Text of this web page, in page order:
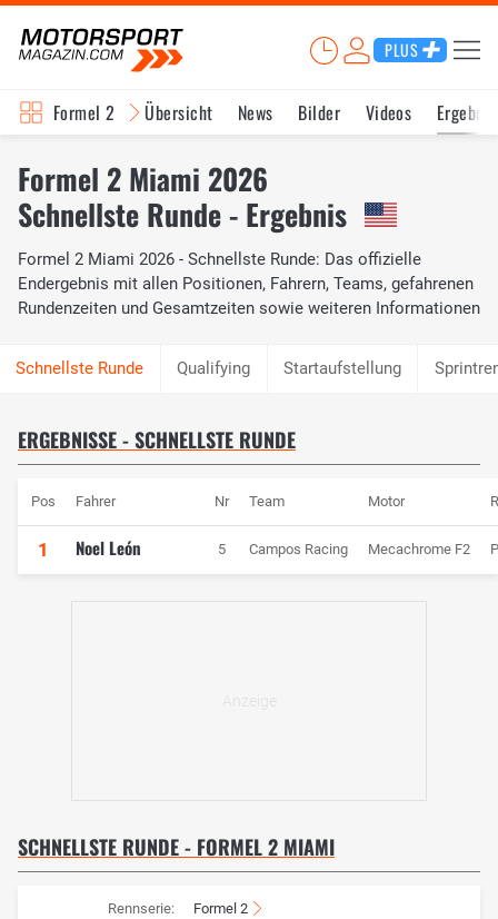
PLUS
Formel 2 Übersicht News Bilder Videos
Formel 2 Miami 2026
Schnellste Runde - Ergebnis
Formel 2 Miami 2026 - Schnellste Runde: Das offizielle
Endergebnis mit allen Positionen, Fahrern, Teams, gefahrenen
Rundenzeiten und Gesamtzeiten sowie weiteren Informationen
Qualifying Startaufstellung
ERGEBNISSE - SCHNELLSTE RUNDE
Pos Fahrer Nr Team Motor
1 Noel León 5 Campos Racing Mecachrome F2
SCHNELLSTE RUNDE - FORMEL 2 MIAMI
Rennserie: Formel 2